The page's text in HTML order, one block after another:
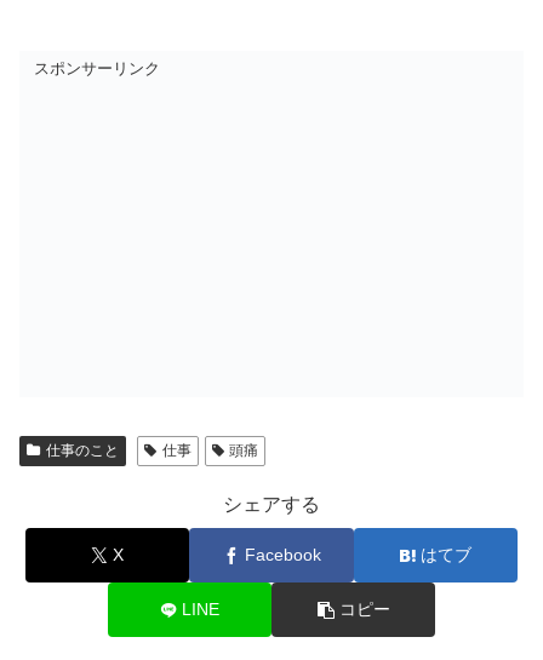
スポンサーリンク
仕事のこと 仕事 頭痛
シェアする
X Facebook はてブ
LINE コピー